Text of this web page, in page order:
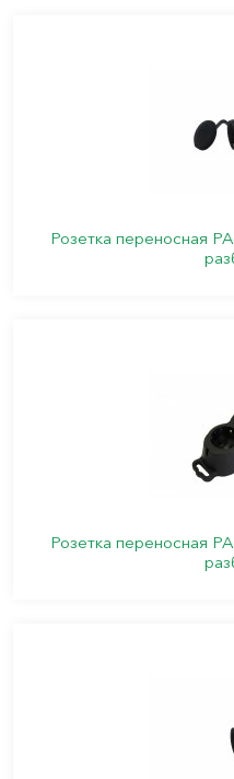
Розетка переносная
Розетка переносная